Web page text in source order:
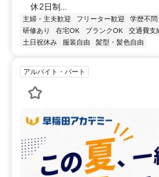
休2日制...
主婦・主夫歓迎 フリーター歓迎 学歴不問
研修あり
在宅OK ブランクOK 交通費支
土日祝休み
服装自由 髪型・髪色自由
アルバイト・パート